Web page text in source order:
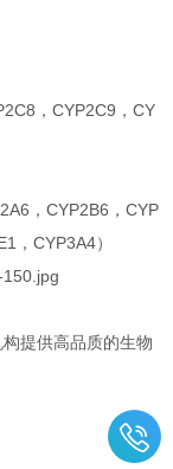
，CYP2C9，CY
，CYP2B6，CYP
，CYP3A4）
提供高品质的生物